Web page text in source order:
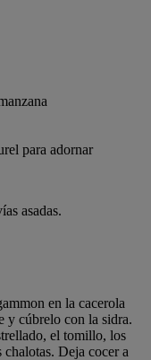
para adornar
asadas.
en la cacerola
y cúbrelo con la sidra.
el tomillo, los
Deja cocer a